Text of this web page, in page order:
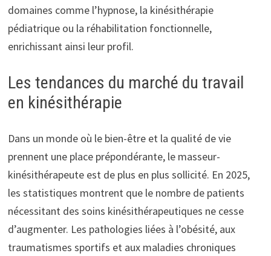
domaines comme l’hypnose, la kinésithérapie
pédiatrique ou la réhabilitation fonctionnelle,
enrichissant ainsi leur profil.
Les tendances du marché du travail
en kinésithérapie
Dans un monde où le bien-être et la qualité de vie
prennent une place prépondérante, le masseur-
kinésithérapeute est de plus en plus sollicité. En 2025,
les statistiques montrent que le nombre de patients
nécessitant des soins kinésithérapeutiques ne cesse
d’augmenter. Les pathologies liées à l’obésité, aux
traumatismes sportifs et aux maladies chroniques